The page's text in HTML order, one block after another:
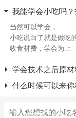
我能学会小吃吗？
当然可以学会，
小吃说白了就是做吃
收食材费，学会为止
学会技术之后原
什么时候可以来